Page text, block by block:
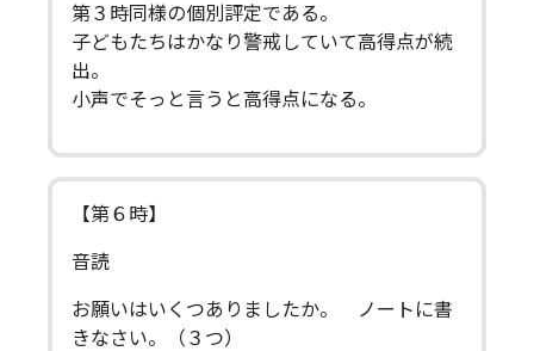
第３時同様の個別評定である。
子どもたちはかなり警戒していて高得点が続
出。
小声でそっと言うと高得点になる。
【第６時】
音読
お願いはいくつありましたか。 ノートに書
きなさい。（３つ）